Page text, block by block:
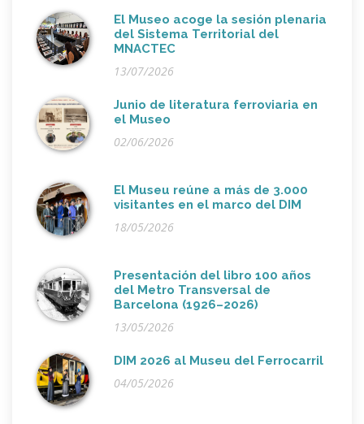
El Museo acoge la sesión plenaria
del Sistema Territorial del
MNACTEC
13/07/2026
Junio de literatura ferroviaria en
el Museo
02/06/2026
El Museu reúne a más de 3.000
visitantes en el marco del DIM
18/05/2026
Presentación del libro 100 años
del Metro Transversal de
Barcelona (1926–2026)
13/05/2026
DIM 2026 al Museu del Ferrocarril
04/05/2026